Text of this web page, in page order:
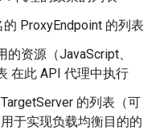
的 ProxyEndpoint 的列表
的资源（JavaScript、
在此 API 代理中执行
TargetServer 的列表（可
于实现负载均衡目的的